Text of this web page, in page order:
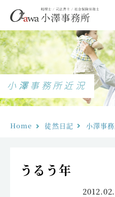
小澤事務所近況
Home 徒然日記 小澤事
うるう年